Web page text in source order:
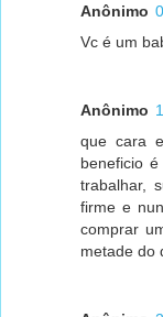
Anônimo
Vc é um
Anônimo
que cara
beneficio
trabalhar,
firme e
comprar
metade do